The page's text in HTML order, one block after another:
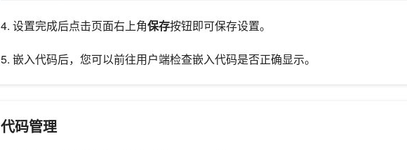
4. 设置完成后点击页面右上角保存按钮即可保存设置。
5. 嵌入代码后，您可以前往用户端检查嵌入代码是否正确显示。
代码管理